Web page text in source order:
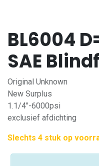
BL6004
SAE
Original Unknown
New Surplus
1.1/4"-6000psi
exclusief afdichting
Slechts 4 stuk op